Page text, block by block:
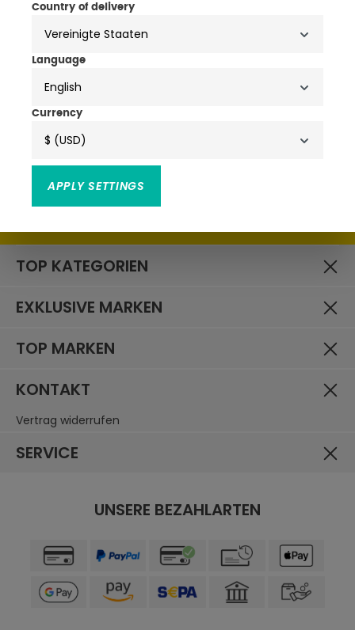
ANMELDEN & ATTRAKTIVE
VORTEILE SICHERN
• Exklusive Aktionen, Produktneuheiten & Trends
• Attraktive Rabatte, Schnäppchen & Gutscheine
Ich habe dieDatenschutzbestimmungen
genommen und dieAGBgelesen und bin mit ihnen
TOP KATEGORIEN
EXKLUSIVE MARKEN
TOP MARKEN
KONTAKT
Vertrag widerrufen
SERVICE
UNSERE BEZAHLARTEN
Country of delivery
Language
English
Currency
$ (USD)
APPLY SETTINGS